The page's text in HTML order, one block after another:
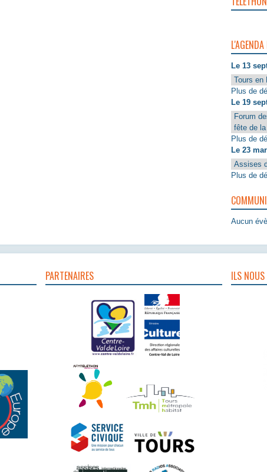
Le 13
Tours en
Plus de
Le 19
Forum
fête de
Plus de
Le 23
Assises
Plus de
Aucun
PARTENAIRES ILS